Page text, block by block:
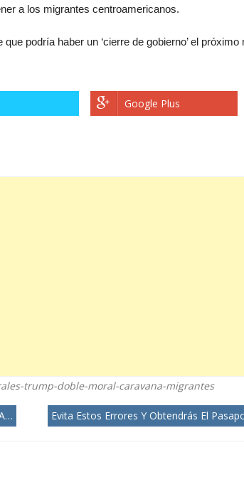
a los migrantes centroamericanos.
podría haber un ‘cierre de gobierno’ el próximo
Google Plus
trump-doble-moral-caravana-migrantes
Evita Estos Errores Y Obtendrás El Pasaporte De